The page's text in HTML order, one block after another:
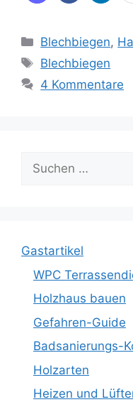
Kategorien
Blechbiegen,
Schlagwörter
Blechbiegen
4 Kommentare
Suche
nach:
Gastartikel
WPC
Holzhaus bauen
Gefahren-Guide
Badsanierungs-
Holzarten
Heizen und